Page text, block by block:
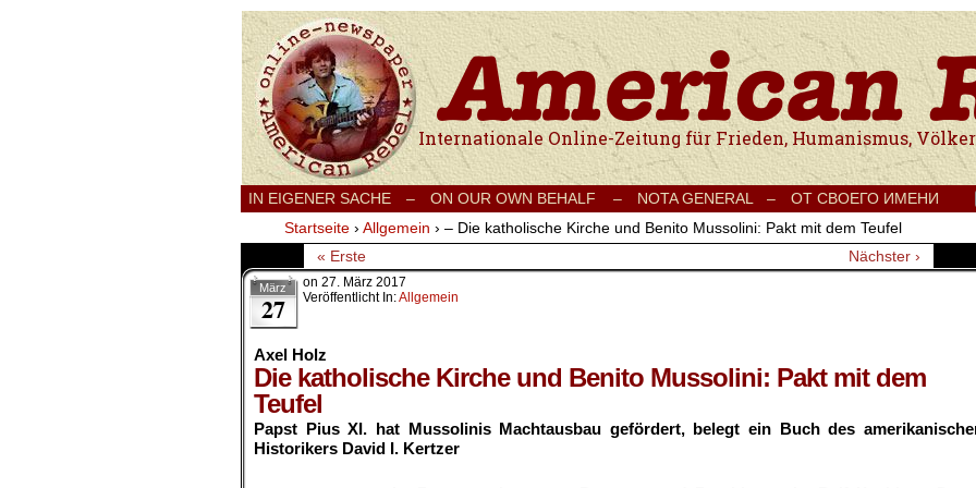
Internationale Onlinezeitung für Frieden, Humanismus, Völkerverständigung und
IN EIGENER SACHE – ON OUR OWN BEHALF – NOTA GENERAL – ОТ СВОЕГО ИМЕНИ
Startseite › Allgemein › – Die katholische Kirche und Benito Mussolini: Pakt mit dem Teufel
« Erste
Nächster ›
März
27
on 27. März 2017
Veröffentlicht In:Allgemein
Axel Holz
Die katholische Kirche und Benito Mussolini: Pakt mit dem
Teufel
Papst Pius XI. hat Mussolinis Machtausbau gefördert, belegt ein Buch des
Historikers David I. Kertzer